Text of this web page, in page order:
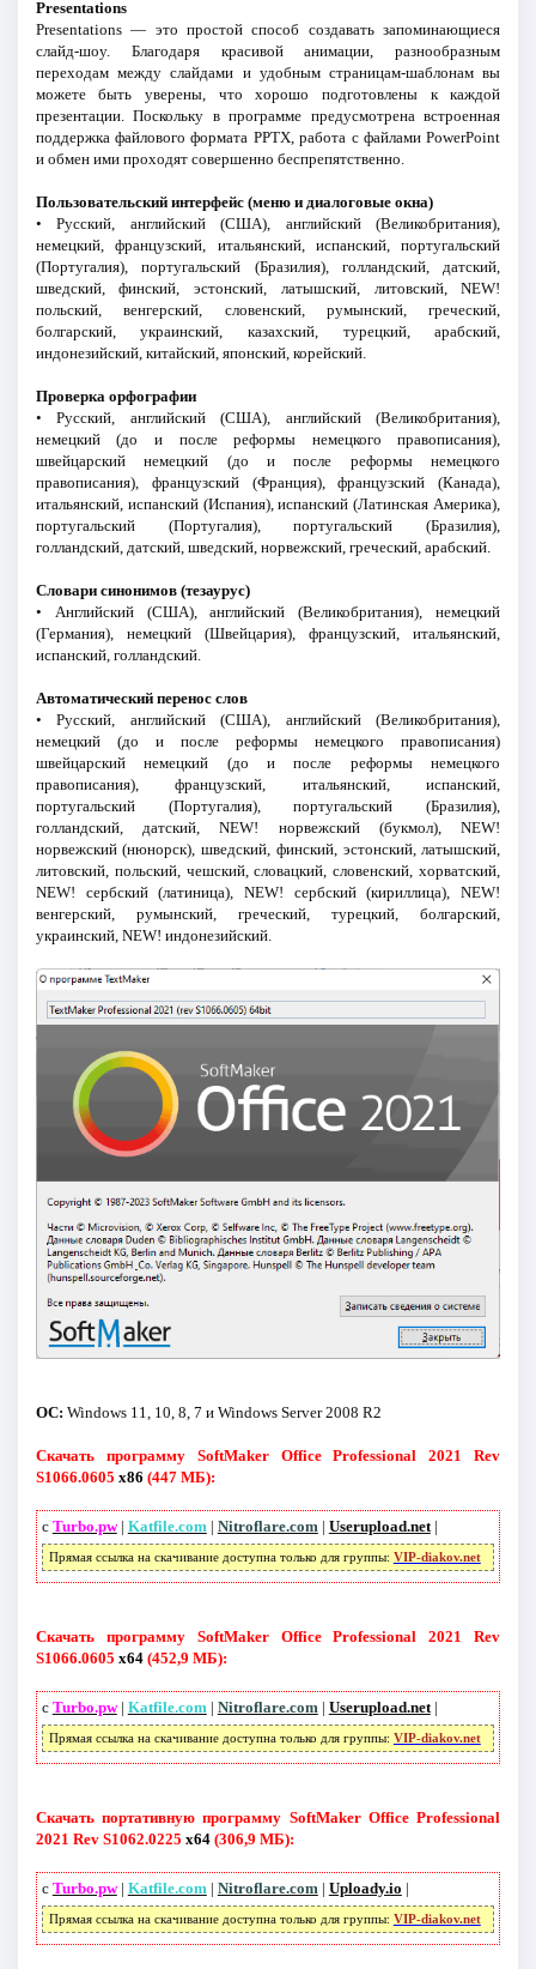
Presentations
Presentations — это простой способ создавать запоминающиеся
слайд-шоу. Благодаря красивой анимации, разнообразным
переходам между слайдами и удобным страницам-шаблонам вы
можете быть уверены, что хорошо подготовлены к каждой
презентации. Поскольку в программе предусмотрена встроенная
поддержка файлового формата PPTX, работа с файлами PowerPoint
и обмен ими проходят совершенно беспрепятственно.
Пользовательский интерфейс (меню и диалоговые окна)
• Русский, английский (США), английский (Великобритания),
немецкий, французский, итальянский, испанский, португальский
(Португалия), португальский (Бразилия), голландский, датский,
шведский, финский, эстонский, латышский, литовский, NEW!
польский, венгерский, словенский, румынский, греческий,
болгарский, украинский, казахский, турецкий, арабский,
индонезийский, китайский, японский, корейский.
Проверка орфографии
• Русский, английский (США), английский (Великобритания),
немецкий (до и после реформы немецкого правописания),
швейцарский немецкий (до и после реформы немецкого
правописания), французский (Франция), французский (Канада),
итальянский, испанский (Испания), испанский (Латинская Америка),
португальский (Португалия), португальский (Бразилия),
голландский, датский, шведский, норвежский, греческий, арабский.
Словари синонимов (тезаурус)
• Английский (США), английский (Великобритания), немецкий
(Германия), немецкий (Швейцария), французский, итальянский,
испанский, голландский.
Автоматический перенос слов
• Русский, английский (США), английский (Великобритания),
немецкий (до и после реформы немецкого правописания)
швейцарский немецкий (до и после реформы немецкого
правописания), французский, итальянский, испанский,
португальский (Португалия), португальский (Бразилия),
голландский, датский, NEW! норвежский (букмол), NEW!
норвежский (нюнорск), шведский, финский, эстонский, латышский,
литовский, польский, чешский, словацкий, словенский, хорватский,
NEW! сербский (латиница), NEW! сербский (кириллица), NEW!
венгерский, румынский, греческий, турецкий, болгарский,
украинский, NEW! индонезийский.
ОС: Windows 11, 10, 8, 7 и Windows Server 2008 R2
Скачать программу SoftMaker Office Professional 2021 Rev
S1066.0605 x86 (447 МБ):
с Turbo.pw| Katfile.com | Nitroflare.com | Userupload.net|
Прямая ссылка на скачивание доступна только для группы: VIP-diakov.net
Скачать программу SoftMaker Office Professional 2021 Rev
S1066.0605 x64(452,9 МБ):
с Turbo.pw| Katfile.com | Nitroflare.com | Userupload.net|
Прямая ссылка на скачивание доступна только для группы: VIP-diakov.net
Скачать портативную программу SoftMaker Office Professional
2021 Rev S1062.0225 x64(306,9 МБ):
с Turbo.pw| Katfile.com | Nitroflare.com | Uploady.io |
Прямая ссылка на скачивание доступна только для группы: VIP-diakov.net